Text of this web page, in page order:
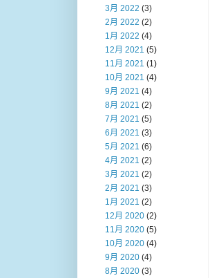
3月 2022 (3)
2月 2022 (2)
1月 2022 (4)
12月 2021 (5)
11月 2021 (1)
10月 2021 (4)
9月 2021 (4)
8月 2021 (2)
7月 2021 (5)
6月 2021 (3)
5月 2021 (6)
4月 2021 (2)
3月 2021 (2)
2月 2021 (3)
1月 2021 (2)
12月 2020 (2)
11月 2020 (5)
10月 2020 (4)
9月 2020 (4)
8月 2020 (3)